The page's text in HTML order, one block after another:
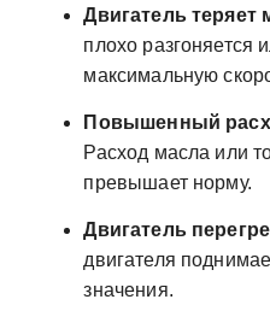
Двигатель теряет
плохо разгоняется
максимальную
Повышенный
Расход масла или
превышает норму.
Двигатель
двигателя
значения.